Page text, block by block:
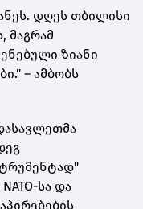
დღეს თბილისი
მაგრამ
ზიანი
– ამბობს
სა და